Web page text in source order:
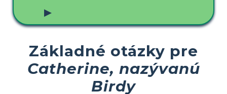
▶
Základné otázky pre
Catherine, nazývanú
Birdy